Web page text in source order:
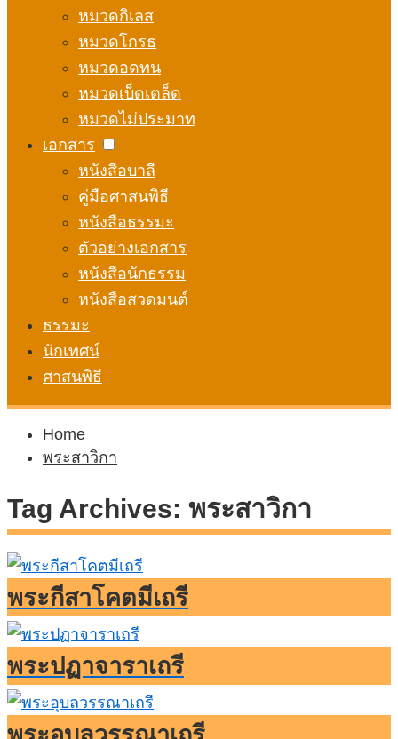
หมวดกิเลส
หมวดโกรธ
หมวดอดทน
หมวดเบ็ดเตล็ด
หมวดไม่ประมาท
เอกสาร
หนังสือบาลี
คู่มือศาสนพิธี
หนังสือธรรมะ
ตัวอย่างเอกสาร
หนังสือนักธรรม
หนังสือสวดมนต์
ธรรมะ
นักเทศน์
ศาสนพิธี
Home
พระสาวิกา
Tag Archives: พระสาวิกา
พระกีสาโคตมีเถรี
พระปฏาจาราเถรี